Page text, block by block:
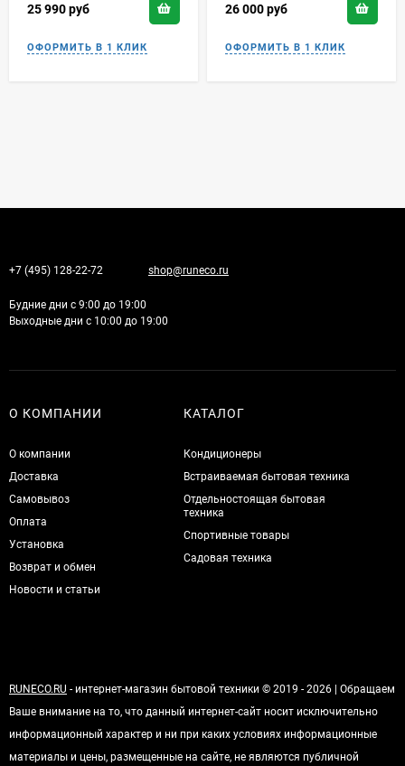
25 990руб 26 000руб
+7 (495) 128-22-72 shop@runeco.ru
Будние дни с 9:00 до 19:00
Выходные дни с 10:00 до 19:00
О КОМПАНИИ
О компании
Доставка
Самовывоз
Оплата
Установка
Возврат и обмен
Новости и статьи
КАТАЛОГ
Кондиционеры
Встраиваемая бытовая техника
Отдельностоящая бытовая
техника
Спортивные товары
Садовая техника
RUNECO.RU - интернет-магазин бытовой техники © 2019 - 2026 | Обращаем
Ваше внимание на то, что данный интернет-сайт носит исключительно
информационный характер и ни при каких условиях информационные
материалы и цены, размещенные на сайте, не являются публичной